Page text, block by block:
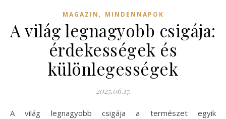
MAGAZIN , MINDENNAPOK
A világ legnagyobb csigája:
érdekességek és
különlegességek
2025.06.17.
A világ legnagyobb csigája a természet egyik